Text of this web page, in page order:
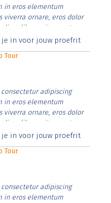
in eros elementum
viverra ornare, eros dolor
libero vitae erat.
cursus id rutrum lorem
je in voor jouw proefrit
Tour
adipiscing
in eros elementum
viverra ornare, eros dolor
libero vitae erat.
cursus id rutrum lorem
je in voor jouw proefrit
Tour
adipiscing
in eros elementum